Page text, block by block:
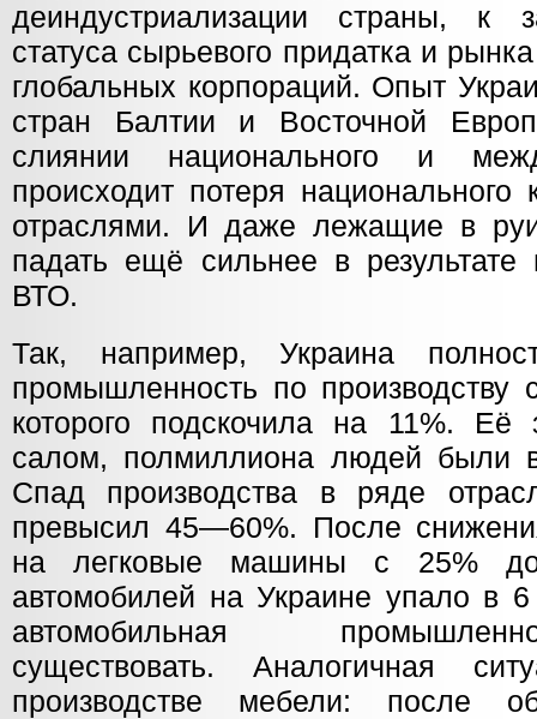
деиндустриализации страны, к
статуса сырьевого придатка и
глобальных корпораций. Опыт
стран Балтии и Восточной
слиянии национального и
происходит потеря
отраслями. И даже лежащие в
падать ещё сильнее в результате
ВТО.
Так, например, Украина
промышленность по производству
которого подскочила на 11%. Её
салом, полмиллиона людей были
Спад производства в ряде
превысил 45—60%. После
на легковые машины с 25% до
автомобилей на Украине упало в
автомобильная
существовать. Аналогичная
производстве мебели: после